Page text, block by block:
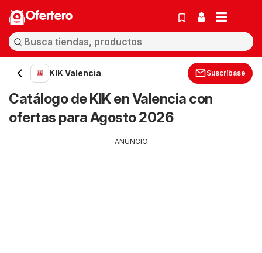
Ofertero
KIK Valencia Suscríbase
Catálogo de KIK en Valencia con
ofertas para Agosto 2026
ANUNCIO